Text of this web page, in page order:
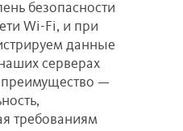
безопасности
Wi-Fi, и при
данные
серверах
—
требованиям